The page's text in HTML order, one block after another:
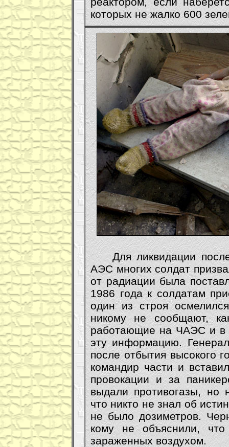
которых не жалко 600
Для ликвидации
АЭС многих солдат
от радиации была
1986 года к солдатам
один из строя
никому не сообщают,
работающие на ЧАЭС и в
эту информацию.
после отбытия высокого
командир части и
провокации и за
выдали противогазы, но
что никто не знал об
не было дозиметров.
кому не объяснили, что
зараженных воздухом.